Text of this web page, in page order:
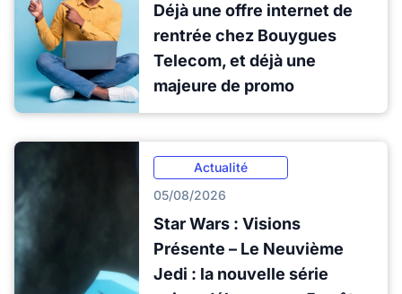
Déjà une offre internet de
rentrée chez Bouygues
Telecom, et déjà une
majeure de promo
Actualité
05/08/2026
Star Wars : Visions
Présente – Le Neuvième
Jedi : la nouvelle série